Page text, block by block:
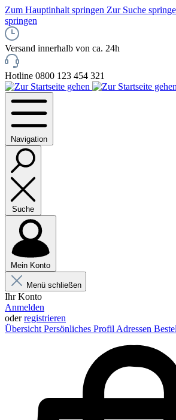
Zum Hauptinhalt springen Zur Suche
springen
Versand innerhalb von ca. 24h
Hotline 0800 123 454 321
Navigation
Suche
Mein Konto
Menü schließen
Ihr Konto
Anmelden
oderregistrieren
Übersicht Persönliches Profil Adressen